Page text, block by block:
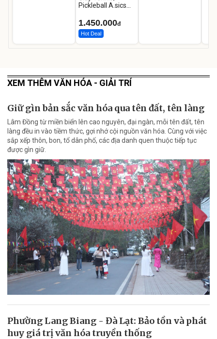
Pickleball A.sics
Các Phối Màu
1.450.000đ
Hot Deal
XEM THÊM VĂN HÓA - GIẢI TRÍ
Giữ gìn bản sắc văn hóa qua tên đất, tên làng
Lâm Đồng từ miền biển lên cao nguyên, đại ngàn, mỗi tên đất, tên
làng đều in vào tiềm thức, gợi nhớ cội nguồn văn hóa. Cùng với việc
sắp xếp thôn, bon, tổ dân phố, các địa danh quen thuộc tiếp tục
được gìn giữ.
Phường Lang Biang - Đà Lạt: Bảo tồn và phát
huy giá trị văn hóa truyền thống